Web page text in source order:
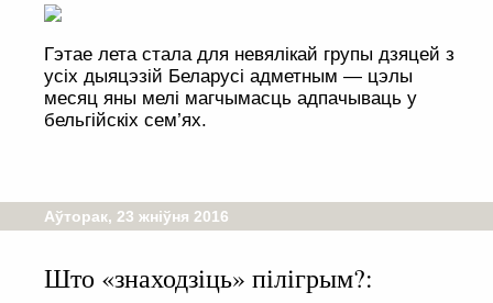
Гэтае лета стала для невялікай групы дзяцей з
усіх дыяцэзій Беларусі адметным — цэлы
месяц яны мелі магчымасць адпачываць у
бельгійскіх сем’ях.
Аўторак, 23 жніўня 2016
Што «знаходзіць» пілігрым?: